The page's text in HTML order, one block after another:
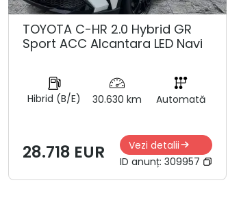
TOYOTA C-HR 2.0 Hybrid GR
Sport ACC Alcantara LED Navi
Hibrid (B/E) 30.630 km Automată
28.718 EUR
Vezi detalii
ID anunț: 309957